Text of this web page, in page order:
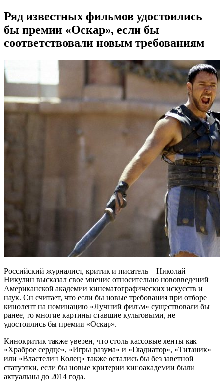
Ряд известных фильмов удостоились
бы премии «Оскар», если бы
соответствовали новым требованиям
Российский журналист, критик и писатель – Николай
Никулин высказал свое мнение относительно нововведений
Американской академии кинематографических искусств и
наук. Он считает, что если бы новые требования при отборе
кинолент на номинацию «Лучший фильм» существовали бы
ранее, то многие картины ставшие культовыми, не
удостоились бы премии «Оскар».
Кинокритик также уверен, что столь кассовые ленты как
«Храброе сердце», «Игры разума» и «Гладиатор», «Титаник»
или «Властелин Колец» также остались бы без заветной
статуэтки, если бы новые критерии киноакадемии были
актуальны до 2014 года.